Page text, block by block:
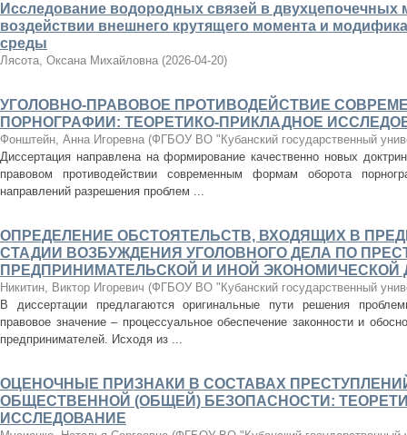
Исследование водородных связей в двухцепочечных
воздействии внешнего крутящего момента и
среды
Лясота, Оксана Михайловна (2026-04-20)
УГОЛОВНО-ПРАВОВОЕ ПРОТИВОДЕЙСТВИЕ
ПОРНОГРАФИИ: ТЕОРЕТИКО-ПРИКЛАДНОЕ
Фонштейн, Анна Игоревна (ФГБОУ ВО "Кубанский государственный
Диссертация направлена на формирование качественно новых
правовом противодействии современным формам оборота
направлений разрешения проблем ...
ОПРЕДЕЛЕНИЕ ОБСТОЯТЕЛЬСТВ, ВХОДЯЩИХ В
СТАДИИ ВОЗБУЖДЕНИЯ УГОЛОВНОГО ДЕЛА ПО
ПРЕДПРИНИМАТЕЛЬСКОЙ И ИНОЙ ЭКОНОМИЧЕСКОЙ
Никитин, Виктор Игоревич (ФГБОУ ВО "Кубанский государственный
В диссертации предлагаются оригинальные пути решения
правовое значение – процессуальное обеспечение законности и
предпринимателей. Исходя из ...
ОЦЕНОЧНЫЕ ПРИЗНАКИ В СОСТАВАХ
ОБЩЕСТВЕННОЙ (ОБЩЕЙ) БЕЗОПАСНОСТИ:
ИССЛЕДОВАНИЕ